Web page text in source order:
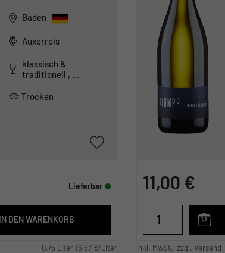
Baden
Auxerrois
klassisch &
traditionell ,
Trocken
Lieferbar
IN DEN WARENKORB
0,75 Liter 16,67 €/Liter
11,00 €
inkl. MwSt., zzgl. Versand